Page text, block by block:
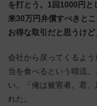
を打とう。1回1000円
来30万円弁償すべきと
お得な取引だと思うけど
会社から戻ってくるよ
当を食べるという晴流
い。「俺は被害者。君
れた。